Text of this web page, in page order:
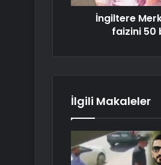
İngiltere
faizini 50
İlgili Makaleler